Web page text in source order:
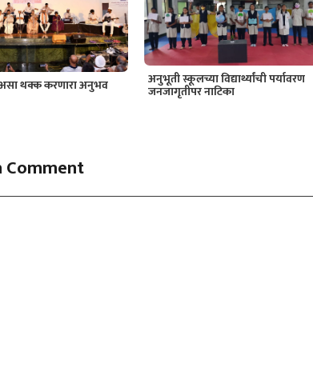
असा थक्क करणारा अनुभव अनुभूती स्कूलच्या विद्यार्थ्यांची पर्यावरण
जनजागृतीपर नाटिका
Comment